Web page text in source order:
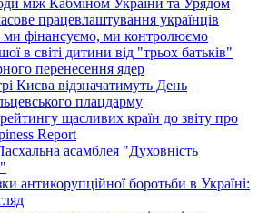
працевлаштування українців
ми фінансуємо, ми контролюємо
в світі дитини від "трьох батьків"
перенесення ядер
Києва відзначатимуть День
плацдарму
щасливих країн до звіту про
Report
асамблея "Духовність
антикорупційної боротьби в Україні: